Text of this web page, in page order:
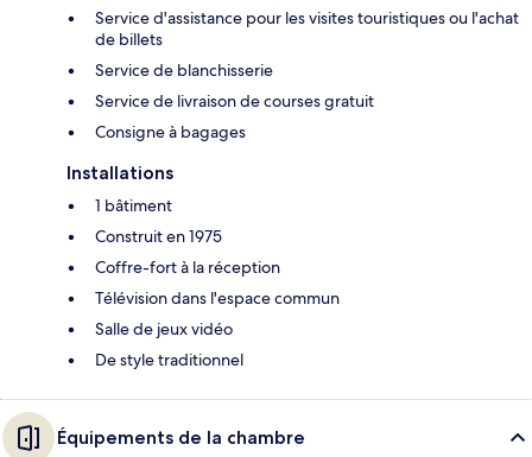
Service d'assistance pour les visites touristiques ou l'achat
de billets
Service de blanchisserie
Service de livraison de courses gratuit
Consigne à bagages
Installations
1 bâtiment
Construit en 1975
Coffre-fort à la réception
Télévision dans l'espace commun
Salle de jeux vidéo
De style traditionnel
Équipements de la chambre